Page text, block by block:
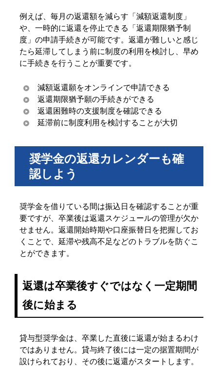
例えば、毎月の返還額を減らす「減額返還制度」
や、一時的に返還を停止できる「返還期限猶予制
度」の申請手続きが可能です。返還が難しいと感じ
たら延滞してしまう前に制度の利用を検討し、早め
に手続きを行うことが重要です。
減額返還願をオンラインで申請できる
返還期限猶予願の手続きができる
返還困難時の支援制度を確認できる
延滞前に制度利用を検討することが大切
奨学金の返還カレンダーも確
認しよう
奨学金を借りている間は振込日を確認することが重
要ですが、卒業後は返還スケジュールの管理が欠か
せません。返還開始時期や口座振替日を把握してお
くことで、延滞や残高不足などのトラブルを防ぐこ
とができます。
返還は卒業後すぐではなく一定期間
後に始まる
貸与型奨学金は、卒業した直後に返還が始まるわけ
ではありません。貸与終了後には一定の据置期間が
設けられており、その後に返還がスタートします。